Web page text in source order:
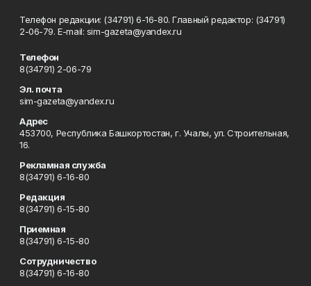
Телефон редакции: (34791) 6-16-80. Главный редактор: (34791)
2-06-79. Е-mаil: sim-gazeta@yandex.ru
Телефон
8(34791) 2-06-79
Эл. почта
sim-gazeta@yandex.ru
Адрес
453700, Республика Башкортостан, г. Учалы, ул. Строительная,
16.
Рекламная служба
8(34791) 6-16-80
Редакция
8(34791) 6-15-80
Приемная
8(34791) 6-15-80
Сотрудничество
8(34791) 6-16-80